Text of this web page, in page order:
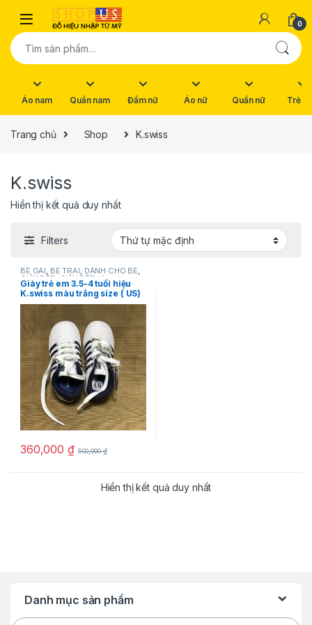
Skip to navigation
Skip to content
0
Tìm kiếm:
Áo nam Quần nam Đầm nữ Áo nữ Quần nữ Trẻ
Trang chủ Shop K.swiss
K.swiss
Hiển thị kết quả duy nhất
Filters
BÉ GÁI, BÉ TRAI, DÀNH CHO BÉ,
GIÀY DÉP GIÀY DÉP, K.swiss
Giày trẻ em 3.5-4 tuổi hiệu
K.swiss màu trắng size ( US)
9.5 hàng mỹ chính hãng
360,000 ₫ 500,000₫
Hiển thị kết quả duy nhất
Danh mục sản phẩm